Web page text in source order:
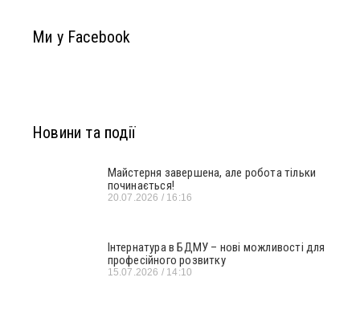
Ми у Facebook
Новини та події
Майстерня завершена, але робота тільки
починається!
20.07.2026 16:16
Інтернатура в БДМУ – нові можливості для
професійного розвитку
15.07.2026 14:10